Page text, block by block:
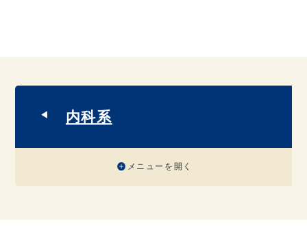
内科系
メニューを開く